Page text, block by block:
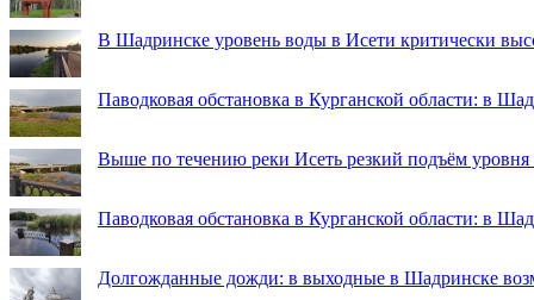
В Шадринске уровень воды в Исети критически
Паводковая обстановка в Курганской области: в
Выше по течению реки Исеть резкий подъём
Паводковая обстановка в Курганской области: в
Долгожданные дожди: в выходные в Шадринске